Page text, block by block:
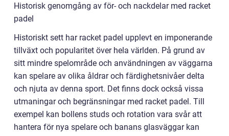
Historisk genomgång av för- och nackdelar med racket
padel
Historiskt sett har racket padel upplevt en imponerande
tillväxt och popularitet över hela världen. På grund av
sitt mindre spelområde och användningen av väggarna
kan spelare av olika åldrar och färdighetsnivåer delta
och njuta av denna sport. Det finns dock också vissa
utmaningar och begränsningar med racket padel. Till
exempel kan bollens studs och rotation vara svår att
hantera för nya spelare och banans glasväggar kan